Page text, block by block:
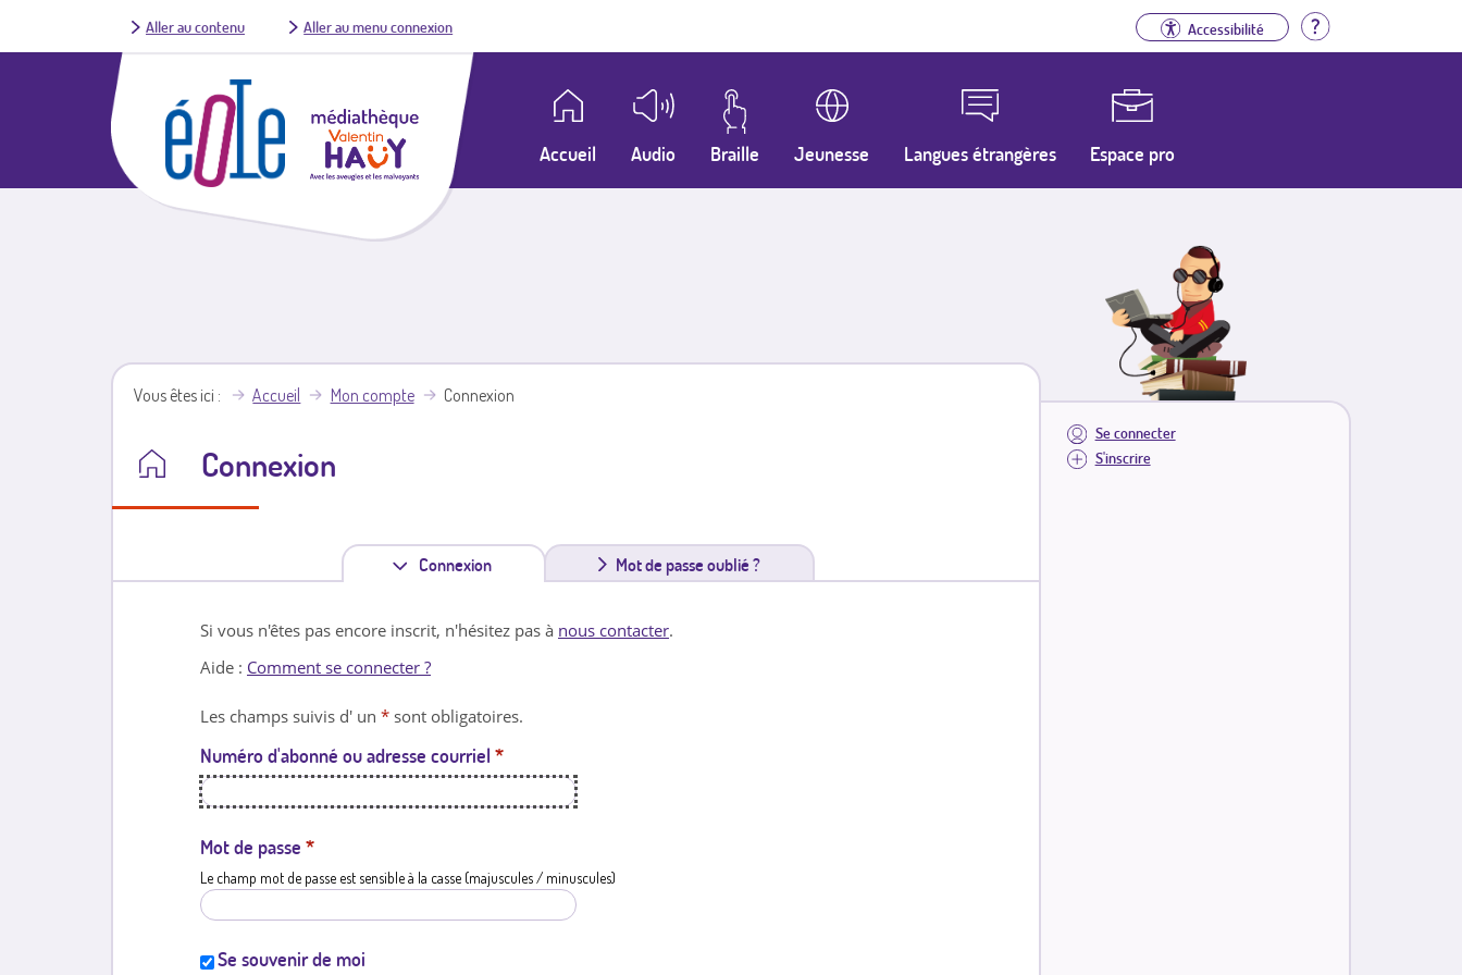
Aller au contenu Aller au menu connexion Accessibilité Aide
Accueil Audio Braille Jeunesse Langues étrangères Espace pro
Se connecter
S'inscrire
Vous êtes ici Accueil Mon compte Connexion
Connexion
Connexion
n
l
e
Mot de passe oublié ?
Si vous n'êtes pas encore inscrit, n'hésitez pas à nous contacter.
Aide : Comment se connecter ?
Les champs suivis d' un * sont obligatoires.
Numéro d'abonné ou adresse courriel *
Mot de passe *
Le champ mot de passe est sensible à la casse (majuscules / minuscules)
Se souvenir de moi